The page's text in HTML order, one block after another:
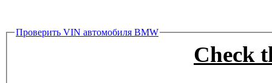
Проверить VIN автомобиля BMW
Check